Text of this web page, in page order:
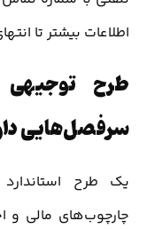
اطلاعات بیشتر تا
طرح
سرفصل‌هایی
یک طرح
چارچوب‌های مالی و